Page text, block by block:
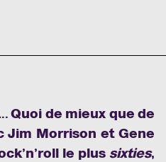
Quoi de mieux que de
Jim Morrison et Gene
le plus sixties,